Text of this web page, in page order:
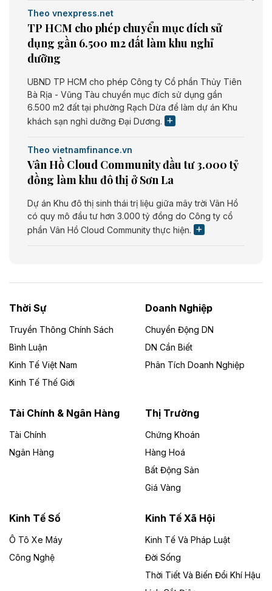
Theo vnexpress.net
TP HCM cho phép chuyển mục đích sử
dụng gần 6.500 m2 đất làm khu nghỉ
dưỡng
UBND TP HCM cho phép Công ty Cổ phần Thủy Tiên
Bà Rịa - Vũng Tàu chuyển mục đích sử dụng gần
6.500 m2 đất tại phường Rạch Dừa để làm dự án Khu
khách sạn nghỉ dưỡng Đại Dương.
Theo vietnamfinance.vn
Vân Hồ Cloud Community đầu tư 3.000 tỷ
đồng làm khu đô thị ở Sơn La
Dự án Khu đô thị sinh thái trị liệu giữa mây trời Vân Hồ
có quy mô đầu tư hơn 3.000 tỷ đồng do Công ty cổ
phần Vân Hồ Cloud Community thực hiện.
Dự án Nhà máy xử lý rác và phát điện Bắc Giang do
Công ty TNHH Năng lượng môi trường Bắc Giang làm
Theo vietnamfinance.vn
Đức Long Gia Lai mở rộng ‘hệ sinh thái’
Lai
Bốn doanh nghiệp có sự góp vốn của Công ty Cổ
phần Tập đoàn Đức Long Gia Lai (HoSE: DLG) được
Gia Lai với tổng vốn hơn 4.750 tỷ đồng.
Đồng Nai cho thuê gần 59 ha đất làm khu
công nghiệp ở Long Thành
UBND TP Đồng Nai cho Công ty Amata thuê gần 59 ha
đất để đầu tư khu công nghiệp công nghệ cao Long
Thời Sự
Truyền Thông Chính Sách
Bình Luận
Kinh Tế Việt Nam
Kinh Tế Thế Giới
Doanh Nghiệp
Chuyển Động DN
DN Cần Biết
Phân Tích Doanh Nghiệp
Tài Chính & Ngân Hàng
Tài Chính
Ngân Hàng
Thị Trường
Chứng Khoán
Hàng Hoá
Bất Động Sản
Giá Vàng
Kinh Tế Số
Ô Tô Xe Máy
Công Nghệ
Kinh Tế Xã Hội
Kinh Tế Và Pháp Luật
Đời Sống
Thời Tiết Và Biến Đổi Khí Hậu